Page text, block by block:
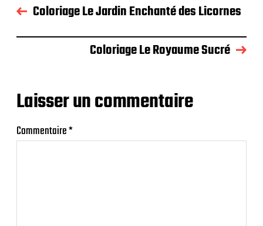
Coloriage Le Jardin Enchanté des Licornes
Coloriage Le Royaume Sucré
Laisser un commentaire
Commentaire*